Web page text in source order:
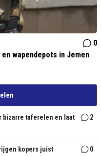
0
wapendepots in Jemen
bizarre taferelen en laat
2
kopers juist
0